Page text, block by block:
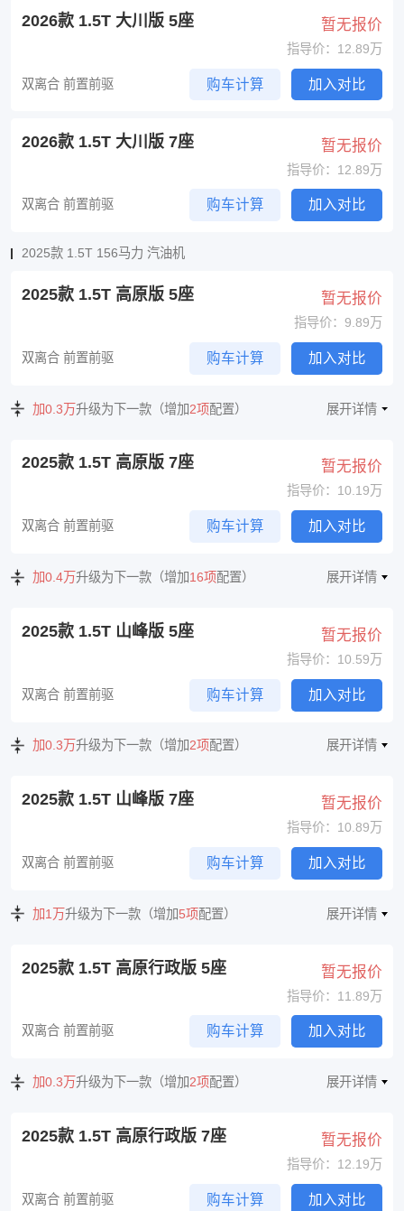
2026款 1.5T 大川版 5座 暂无报价
指导价：12.89万
双离合 前置前驱 购车计算 加入对比
2026款 1.5T 大川版 7座 暂无报价
指导价：12.89万
双离合 前置前驱 购车计算 加入对比
2025款 1.5T 156马力 汽油机
2025款 1.5T 高原版 5座 暂无报价
指导价：9.89万
双离合 前置前驱 购车计算 加入对比
加0.3万升级为下一款（增加2项配置） 展开详情
2025款 1.5T 高原版 7座 暂无报价
指导价：10.19万
双离合 前置前驱 购车计算 加入对比
加0.4万升级为下一款（增加16项配置） 展开详情
2025款 1.5T 山峰版 5座 暂无报价
指导价：10.59万
双离合 前置前驱 购车计算 加入对比
加0.3万升级为下一款（增加2项配置） 展开详情
2025款 1.5T 山峰版 7座 暂无报价
指导价：10.89万
双离合 前置前驱 购车计算 加入对比
加1万升级为下一款（增加5项配置） 展开详情
2025款 1.5T 高原行政版 5座 暂无报价
指导价：11.89万
双离合 前置前驱 购车计算 加入对比
加0.3万升级为下一款（增加2项配置） 展开详情
2025款 1.5T 高原行政版 7座 暂无报价
指导价：12.19万
双离合 前置前驱 购车计算 加入对比